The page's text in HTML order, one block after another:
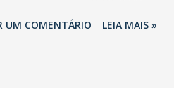
na contenção da
UM COMENTÁRIO LEIA MAIS »